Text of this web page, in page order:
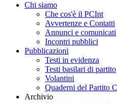
Chi siamo
Che cos'è il PCInt
Avvertenze e Contatti
Annunci e comunicati
Incontri pubblici
Pubblicazioni
Testi in evidenza
Testi basilari di partito
Volantini
Quaderni del Partito
Archivio